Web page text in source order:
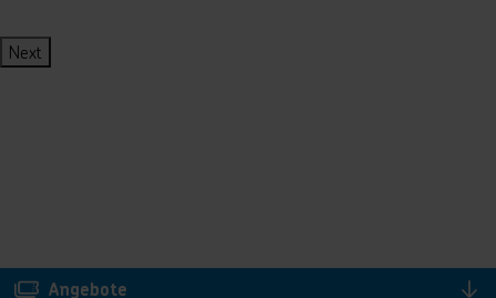
Next
Angebote